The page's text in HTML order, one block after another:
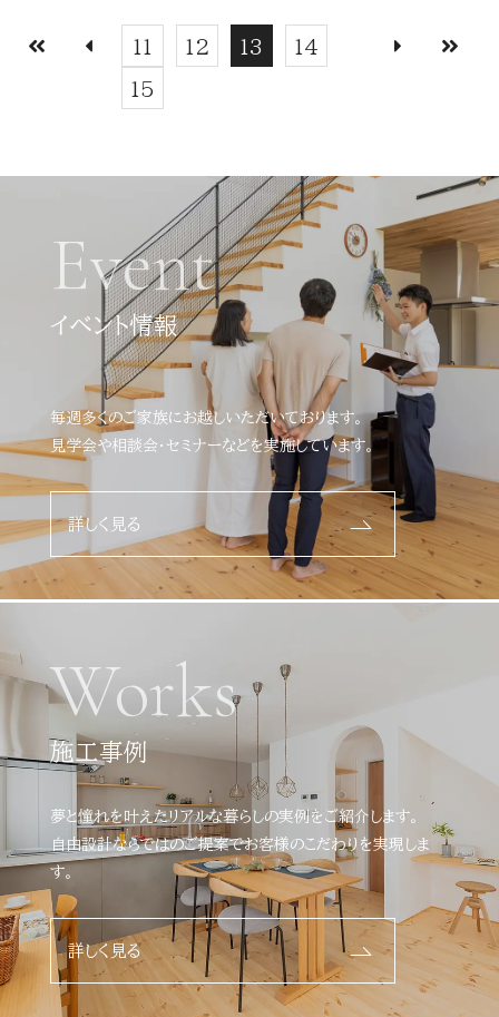
11 12 13 14
15
Event
イベント情報
毎週多くのご家族にお越しいただいております。
見学会や相談会・セミナーなどを実施しています。
詳しく見る
Works
施工事例
夢と憧れを叶えたリアルな暮らしの実例をご紹介します。
自由設計ならではのご提案でお客様のこだわりを実現しま
す。
詳しく見る